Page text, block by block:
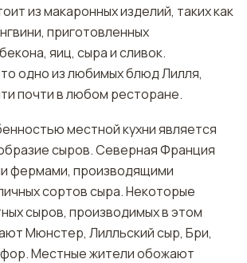
из макаронных изделий, таких как
приготовленных
яиц, сыра и сливок.
одно из любимых блюд Лилля,
почти в любом ресторане.
местной кухни является
сыров. Северная Франция
фермами, производящими
сортов сыра. Некоторые
сыров, производимых в этом
Мюнстер, Лилльский сыр, Бри,
Местные жители обожают